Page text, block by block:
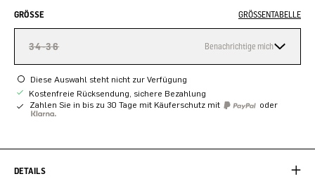
GRÖSSE GRÖSSENTABELLE
34-36 Benachrichtige mich
Diese Auswahl steht nicht zur Verfügung
Kostenfreie Rücksendung, sichere Bezahlung
Zahlen Sie in bis zu 30 Tage mit Käuferschutz mit
oder
DETAILS